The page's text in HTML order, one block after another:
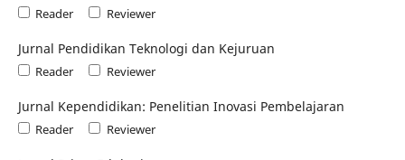
Reader Reviewer
Jurnal Pendidikan Teknologi dan Kejuruan
Reader Reviewer
Jurnal Kependidikan: Penelitian Inovasi Pembelajaran
Reader Reviewer